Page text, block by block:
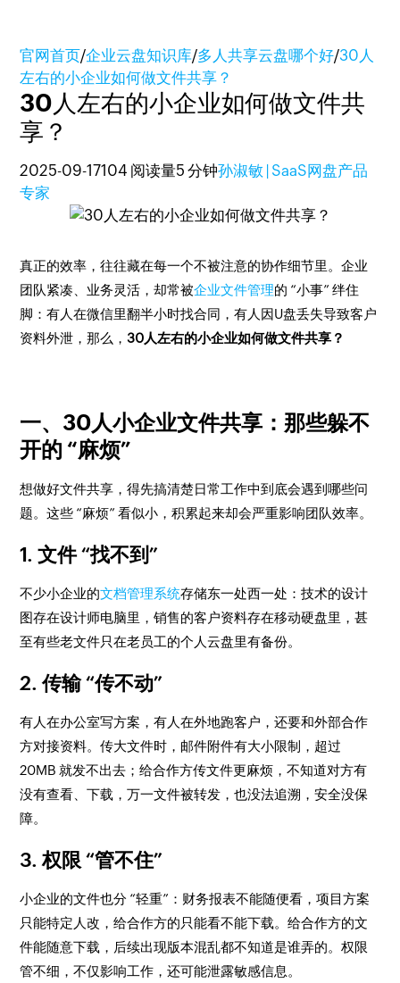
官网首页/企业云盘知识库/多人共享云盘哪个好/30人
左右的小企业如何做文件共享？
30人左右的小企业如何做文件共
享？
2025-09-17104 阅读量5 分钟孙淑敏 | SaaS网盘产品
专家
真正的效率，往往藏在每一个不被注意的协作细节里。企业
团队紧凑、业务灵活，却常被企业文件管理的 “小事” 绊住
脚：有人在微信里翻半小时找合同，有人因U盘丢失导致客户
资料外泄，那么，30人左右的小企业如何做文件共享？
一、30人小企业文件共享：那些躲不
开的 “麻烦”
想做好文件共享，得先搞清楚日常工作中到底会遇到哪些问
题。这些 “麻烦” 看似小，积累起来却会严重影响团队效率。
1. 文件 “找不到”
不少小企业的文档管理系统存储东一处西一处：技术的设计
图存在设计师电脑里，销售的客户资料存在移动硬盘里，甚
至有些老文件只在老员工的个人云盘里有备份。
2. 传输 “传不动”
有人在办公室写方案，有人在外地跑客户，还要和外部合作
方对接资料。传大文件时，邮件附件有大小限制，超过
20MB 就发不出去；给合作方传文件更麻烦，不知道对方有
没有查看、下载，万一文件被转发，也没法追溯，安全没保
障。
3. 权限 “管不住”
小企业的文件也分 “轻重”：财务报表不能随便看，项目方案
只能特定人改，给合作方的只能看不能下载。给合作方的文
件能随意下载，后续出现版本混乱都不知道是谁弄的。权限
管不细，不仅影响工作，还可能泄露敏感信息。